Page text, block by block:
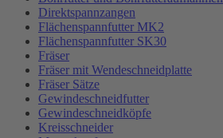
Direktspannzangen
Flächenspannfutter MK2
Flächenspannfutter SK30
Fräser
Fräser mit Wendeschneidplatte
Fräser Sätze
Gewindeschneidfutter
Gewindeschneidköpfe
Kreisschneider